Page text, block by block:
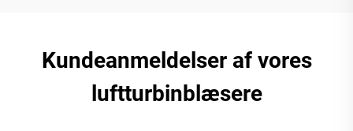
Kundeanmeldelser af vores
luftturbinblæsere